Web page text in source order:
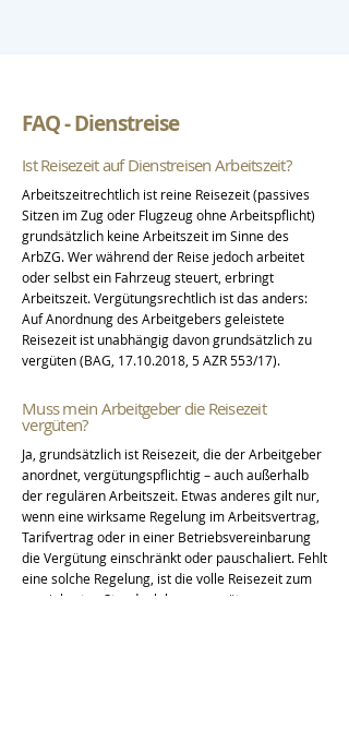
FAQ - Dienstreise
Ist Reisezeit auf Dienstreisen Arbeitszeit?
Arbeitszeitrechtlich ist reine Reisezeit (passives
Sitzen im Zug oder Flugzeug ohne Arbeitspflicht)
grundsätzlich keine Arbeitszeit im Sinne des
ArbZG. Wer während der Reise jedoch arbeitet
oder selbst ein Fahrzeug steuert, erbringt
Arbeitszeit. Vergütungsrechtlich ist das anders:
Auf Anordnung des Arbeitgebers geleistete
Reisezeit ist unabhängig davon grundsätzlich zu
vergüten (BAG, 17.10.2018 , 5 AZR 553/17).
Muss mein Arbeitgeber die Reisezeit
vergüten?
Ja, grundsätzlich ist Reisezeit, die der Arbeitgeber
anordnet, vergütungspflichtig – auch außerhalb
der regulären Arbeitszeit. Etwas anderes gilt nur,
wenn eine wirksame Regelung im Arbeitsvertrag,
Tarifvertrag oder in einer Betriebsvereinbarung
die Vergütung einschränkt oder pauschaliert. Fehlt
eine solche Regelung, ist die volle Reisezeit zum
vereinbarten Stundenlohn zu vergüten.